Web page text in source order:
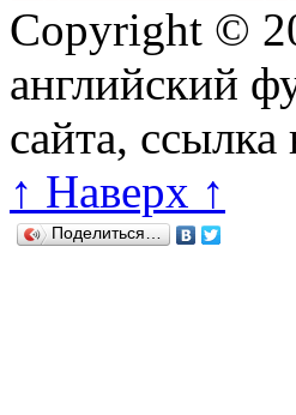
Copyright ©
английский
сайта, ссылка
↑ Наверх ↑
Поделиться…